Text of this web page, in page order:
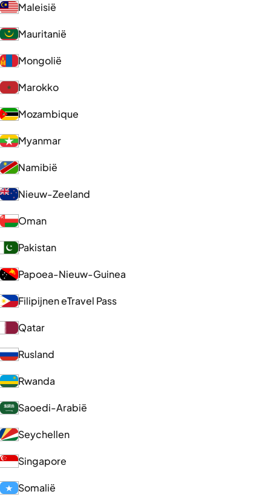
Maleisië
Mauritanië
Mongolië
Marokko
Mozambique
Myanmar
Namibië
Nieuw-Zeeland
Oman
Pakistan
Papoea-Nieuw-Guinea
Filipijnen eTravel Pass
Qatar
Rusland
Rwanda
Saoedi-Arabië
Seychellen
Singapore
Somalië